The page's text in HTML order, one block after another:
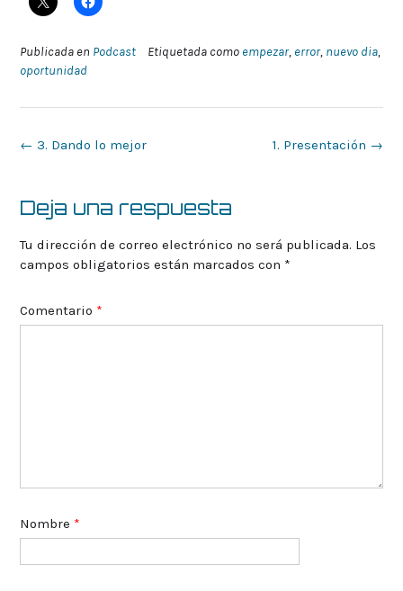
Publicada en Podcast Etiquetada como empezar, error, nuevo dia,
oportunidad
Navegación
entrada
1. Presentación →
← 3. Dando lo mejor
Deja una respuesta
Tu dirección de correo electrónico no será publicada. Los
campos obligatorios están marcados con *
Comentario *
Nombre *